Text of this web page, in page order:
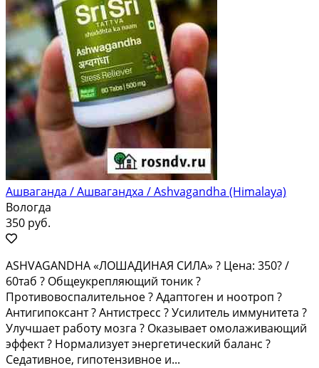
Ашваганда / Ашвагандха / Ashvagandha (Himalaya)
Вологда
350 руб.
ASHVAGANDHA «ЛОШАДИНАЯ СИЛА» ? Цена: 350? /
60таб ? Общеукрепляющий тоник ?
Противовоспалительное ? Адаптоген и ноотроп ?
Антигипоксант ? Антистресс ? Усилитель иммунитета ?
Улучшает работу мозга ? Оказывает омолаживающий
эффект ? Нормализует энергетический баланс ?
Седативное, гипотензивное и...